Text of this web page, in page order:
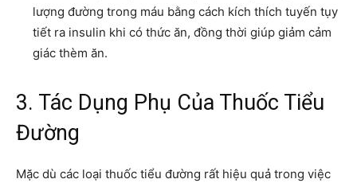
lượng đường trong máu bằng cách kích thích tuyến tụy
tiết ra insulin khi có thức ăn, đồng thời giúp giảm cảm
giác thèm ăn.
3. Tác Dụng Phụ Của Thuốc Tiểu
Đường
Mặc dù các loại thuốc tiểu đường rất hiệu quả trong việc